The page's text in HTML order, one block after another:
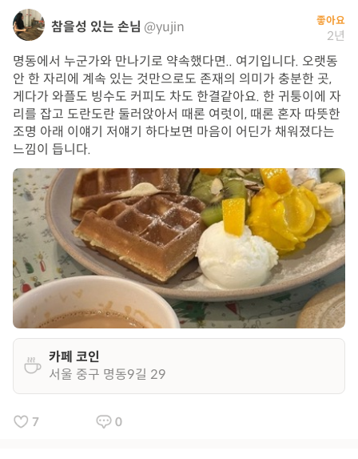
참을성 있는 손님 @yujin 좋아요
2년
명동에서 누군가와 만나기로 약속했다면.. 여기입니다. 오랫동
안 한 자리에 계속 있는 것만으로도 존재의 의미가 충분한 곳,
게다가 와플도 빙수도 커피도 차도 한결같아요. 한 귀퉁이에 자
리를 잡고 도란도란 둘러앉아서 때론 여럿이, 때론 혼자 따뜻한
조명 아래 이얘기 저얘기 하다보면 마음이 어딘가 채워졌다는
느낌이 듭니다.
카페 코인
서울 중구 명동9길 29
7 0